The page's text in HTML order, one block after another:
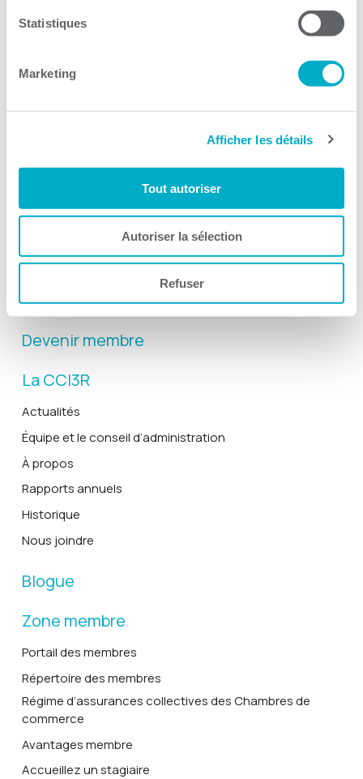
Statistiques
Marketing
Afficher les détails
Tout autoriser
Autoriser la sélection
Refuser
Suivez-nous
Activités
Gala Radisson
Solutions TI
Devenir membre
La CCI3R
Actualités
Équipe et le conseil d’administration
À propos
Rapports annuels
Historique
Nous joindre
Blogue
Zone membre
Portail des membres
Répertoire des membres
Régime d’assurances collectives des Chambres de
commerce
Avantages membre
Accueillez un stagiaire